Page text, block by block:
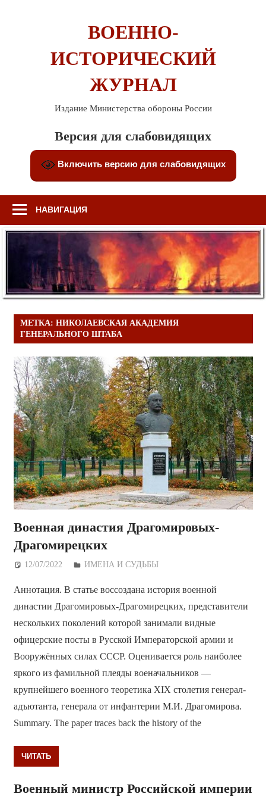
ВОЕННО-
ИСТОРИЧЕСКИЙ
ЖУРНАЛ
Издание Министерства обороны России
Версия для слабовидящих
Включить версию для слабовидящих
НАВИГАЦИЯ
МЕТКА: НИКОЛАЕВСКАЯ АКАДЕМИЯ
ГЕНЕРАЛЬНОГО ШТАБА
Военная династия Драгомировых-
Драгомирецких
12/07/2022 Дежурный по Редакции
ИМЕНА И СУДЬБЫ
Аннотация. В статье воссоздана история военной
династии Драгомировых-Драгомирецких, представители
нескольких поколений которой занимали видные
офицерские посты в Русской Императорской армии и
Вооружённых силах СССР. Оценивается роль наиболее
яркого из фамильной плеяды военачальников —
крупнейшего военного теоретика XIX столетия генерал-
адъютанта, генерала от инфантерии М.И. Драгомирова.
Summary. The paper traces back the history of the
ЧИТАТЬ
Военный министр Российской империи